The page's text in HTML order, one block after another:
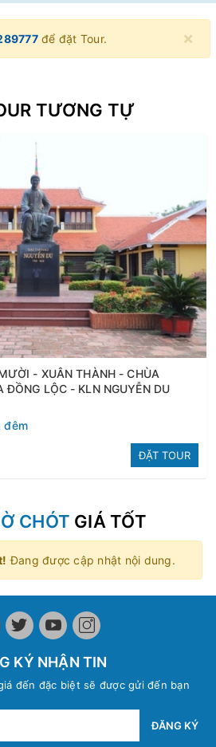
×
để đặt Tour.
TƯƠNG TỰ
- XUÂN THÀNH - CHÙA
ĐỒNG LỘC - KLN NGUYỄN DU
đêm
ĐẶT TOUR
CHÓT GIÁ TỐT
Đang được cập nhật nội dung.
KÝ NHẬN TIN
đến đặc biệt sẽ được gửi đến bạn
ĐĂNG KÝ